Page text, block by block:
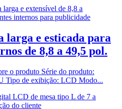
larga e esticada para
de 8,8 a 49,5 pol.
o produto Série do produto:
Tipo de exibição: LCD Modo...